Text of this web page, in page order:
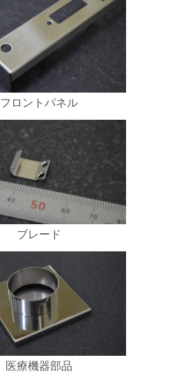
フロントパネル
ブレード
医療機器部品